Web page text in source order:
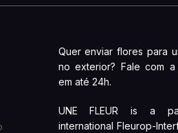
Quer enviar flores para
no exterior? Fale com a
em até 24h.
UNE FLEUR is a
international Fleurop-